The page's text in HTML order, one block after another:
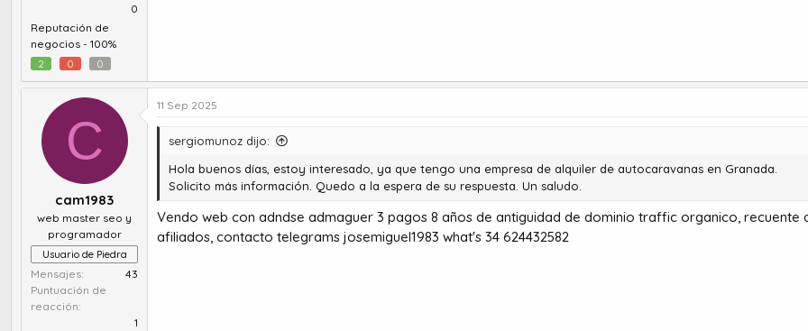
0
Reputación de
negocios - 100%
2
0 0
C
cam1983
web master seo y
programador
Usuario de Piedra
Mensajes
43
Puntuación de
reacción
1
11 Sep 2025
sergiomunoz dijo:
Hola buenos días, estoy interesado, ya que tengo una empresa de alquiler de autocaravanas en Granada.
Solicito más información. Quedo a la espera de su respuesta. Un saludo.
Vendo web con adndse admaguer 3 pagos 8 años de antiguidad de dominio traffic organico, recuente
afiliados, contacto telegrams josemiguel1983 what's 34 624432582